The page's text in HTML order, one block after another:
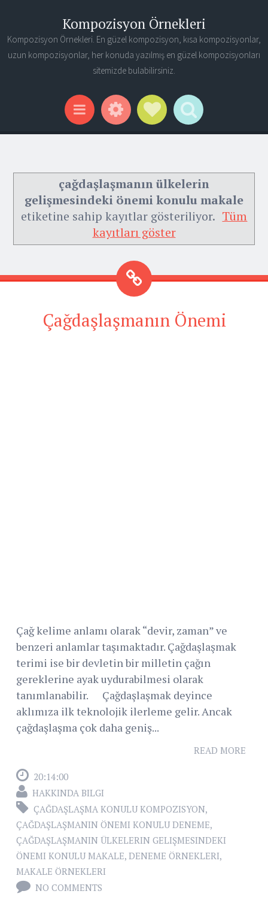
Kompozisyon Örnekleri
Kompozisyon Örnekleri. En güzel kompozisyon, kısa kompozisyonlar,
uzun kompozisyonlar, her konuda yazılmış en güzel kompozisyonları
sitemizde bulabilirsiniz.
Menu WidgetsSocial Links
Search
çağdaşlaşmanın ülkelerin
gelişmesindeki önemi konulu makale
etiketine sahip kayıtlar gösteriliyor. Tüm
kayıtları göster
Çağdaşlaşmanın Önemi
Çağ kelime anlamı olarak “devir, zaman” ve
benzeri anlamlar taşımaktadır. Çağdaşlaşmak
terimi ise bir devletin bir milletin çağın
gereklerine ayak uydurabilmesi olarak
tanımlanabilir. Çağdaşlaşmak deyince
aklımıza ilk teknolojik ilerleme gelir. Ancak
çağdaşlaşma çok daha geniş...
READ MORE
20:14:00
HAKKINDA BILGI
ÇAĞDAŞLAŞMA KONULU KOMPOZISYON,
ÇAĞDAŞLAŞMANIN ÖNEMI KONULU DENEME,
ÇAĞDAŞLAŞMANIN ÜLKELERIN GELIŞMESINDEKI
ÖNEMI KONULU MAKALE, DENEME ÖRNEKLERI,
MAKALE ÖRNEKLERI
NO COMMENTS